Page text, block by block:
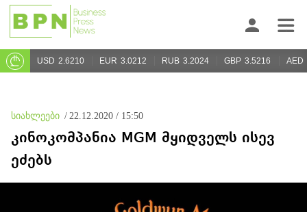
USD 2.6210 EUR 3.0212 RUB 3.2024 GBP 3.5216 AED
სიახლეები / 22.12.2020 / 15:50
კინოკომპანია MGM მყიდველს ისევ
ეძებს